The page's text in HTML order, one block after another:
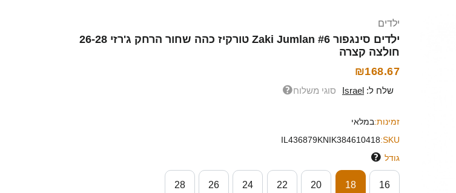
ילדים
ילדים סינגפור Zaki Jumlan #6 טורקיז כהה שחור הרחק ג'רזי 26-28
חולצה קצרה
₪168.67
שלח ל: Israel סוגי משלוח
זמינות:במלאי
SKU:
IL436879KNIK384610418
גודל
16
18
20
22
24
26
28